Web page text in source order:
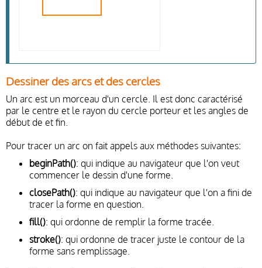
Dessiner des arcs et des cercles
Un arc est un morceau d'un cercle. Il est donc caractérisé
par le centre et le rayon du cercle porteur et les angles de
début de et fin.
Pour tracer un arc on fait appels aux méthodes suivantes:
beginPath(): qui indique au navigateur que l'on veut
commencer le dessin d'une forme.
closePath(): qui indique au navigateur que l'on a fini de
tracer la forme en question.
fill(): qui ordonne de remplir la forme tracée.
stroke(): qui ordonne de tracer juste le contour de la
forme sans remplissage.